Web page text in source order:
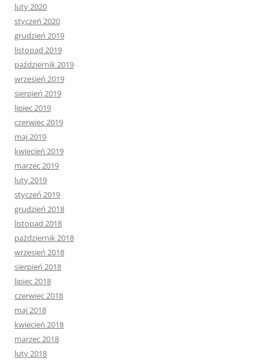
luty 2020
styczeń 2020
grudzień 2019
listopad 2019
październik 2019
wrzesień 2019
sierpień 2019
lipiec 2019
czerwiec 2019
maj 2019
kwiecień 2019
marzec 2019
luty 2019
styczeń 2019
grudzień 2018
listopad 2018
październik 2018
wrzesień 2018
sierpień 2018
lipiec 2018
czerwiec 2018
maj 2018
kwiecień 2018
marzec 2018
luty 2018